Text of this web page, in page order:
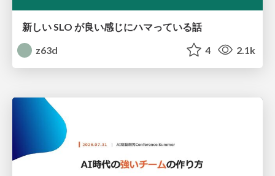
新しい SLO が良い感じにハマっている話
z63d
4 2.1k